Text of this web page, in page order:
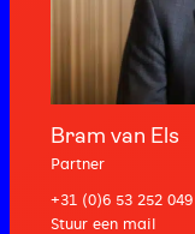
Bram van Els
Partner
+31 (0)6 53 252 049